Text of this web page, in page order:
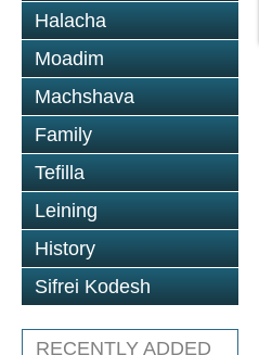
Halacha
Moadim
Machshava
Family
Tefilla
Leining
History
Sifrei Kodesh
RECENTLY ADDED